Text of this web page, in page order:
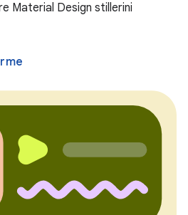
Material Design stillerini